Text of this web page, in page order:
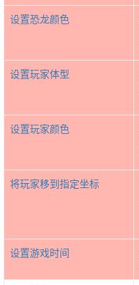
设置恐龙颜色
设置玩家体型
设置玩家颜色
将玩家移到指定坐标
设置游戏时间